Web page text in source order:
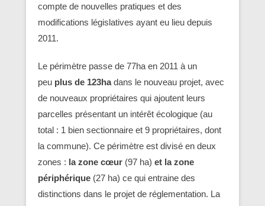
compte de nouvelles pratiques et des
modifications législatives ayant eu lieu depuis
2011.
Le périmètre passe de 77ha en 2011 à un
peu plus de 123hadans le nouveau projet, avec
de nouveaux propriétaires qui ajoutent leurs
parcelles présentant un intérêt écologique (au
total : 1 bien sectionnaire et 9 propriétaires, dont
la commune). Ce périmètre est divisé en deux
zones : la zone cœur (97 ha) et la zone
périphérique (27 ha) ce qui entraine des
distinctions dans le projet de réglementation. La